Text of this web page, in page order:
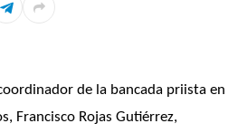
de la bancada priista en
Francisco Rojas Gutiérrez,